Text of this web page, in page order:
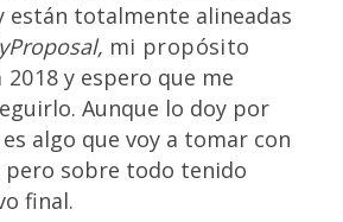
están totalmente alineadas
mi propósito
2018 y espero que me
Aunque lo doy por
algo que voy a tomar con
pero sobre todo tenido
final.